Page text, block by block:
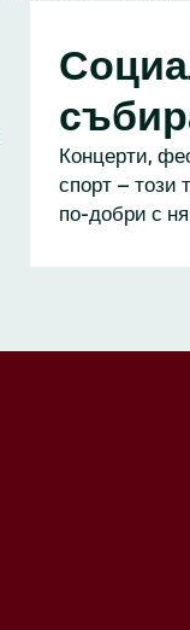
Концерти,
спорт – този
по-добри с